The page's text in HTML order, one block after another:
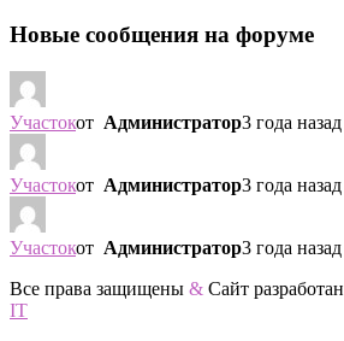
Новые сообщения на форуме
Участокот Администратор3 года назад
Участокот Администратор3 года назад
Участокот Администратор3 года назад
Все права защищены & Сайт разработан
IT